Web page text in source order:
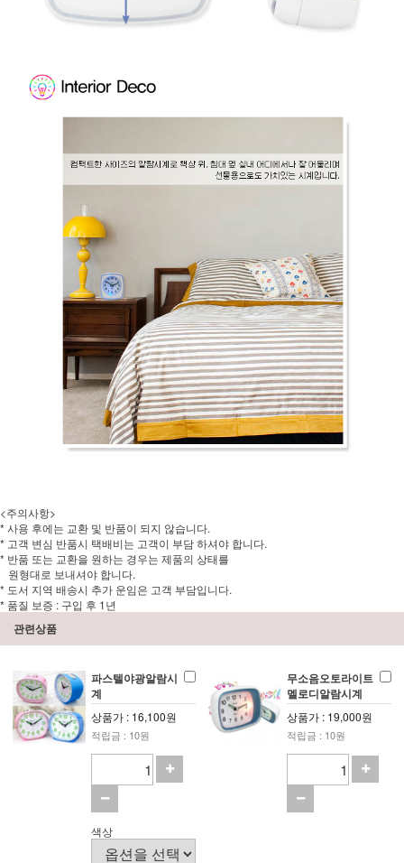
<주의사항>
* 사용 후에는 교환 및 반품이 되지 않습니다.
* 고객 변심 반품시 택배비는 고객이 부담 하셔야 합니다.
* 반품 또는 교환을 원하는 경우는 제품의 상태를
원형대로 보내셔야 합니다.
* 도서 지역 배송시 추가 운임은 고객 부담입니다.
* 품질 보증 : 구입 후 1년
관련상품
파스텔야광알람시
계
상품가 : 16,100원
적립금 : 10원
색상
무소음오토라이트
멜로디알람시계
상품가 : 19,000원
적립금 : 10원